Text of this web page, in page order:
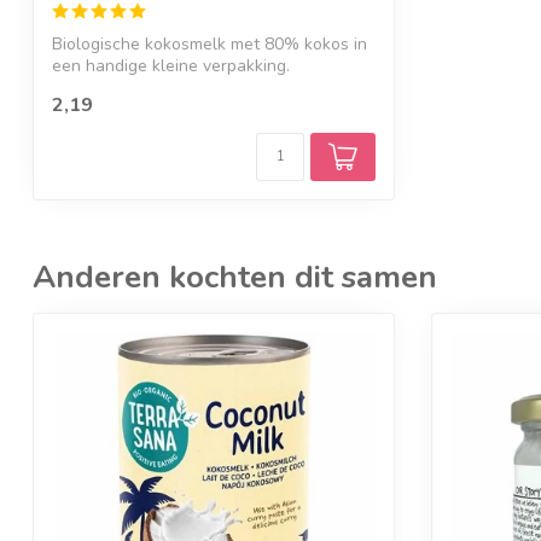
Biologische kokosmelk met 80% kokos in
een handige kleine verpakking.
2,19
Anderen kochten dit samen